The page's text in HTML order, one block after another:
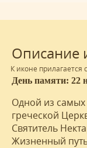
К иконе прилагается
Описание
День памяти: 22
Одной из
греческой
Святитель
Жизненный путь